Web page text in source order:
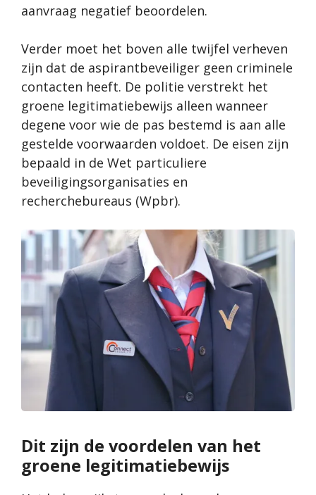
aanvraag negatief beoordelen.
Verder moet het boven alle twijfel verheven
zijn dat de aspirantbeveiliger geen criminele
contacten heeft. De politie verstrekt het
groene legitimatiebewijs alleen wanneer
degene voor wie de pas bestemd is aan alle
gestelde voorwaarden voldoet. De eisen zijn
bepaald in de Wet particuliere
beveiligingsorganisaties en
recherchebureaus (Wpbr).
Dit zijn de voordelen van het
groene legitimatiebewijs